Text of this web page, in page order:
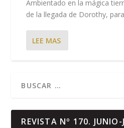
Ambientado en la mágica
de la llegada de Dorothy,
LEE MAS
REVISTA Nº 170.